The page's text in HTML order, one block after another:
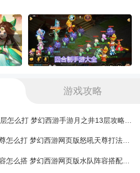
虎添翼尽显锋芒！隐藏技能震撼
局！
——
队副本共克强敌！夺取全新道具
斗地横扫三界！X9群雄智勇对
下载
下载
下载
下载
游戏攻略
梦幻西游手游月之井13层怎么打 梦幻西游手游月之井13层攻略详解
梦幻西游网页版怒吼天尊怎么打 梦幻西游网页版怒吼天尊打法攻略